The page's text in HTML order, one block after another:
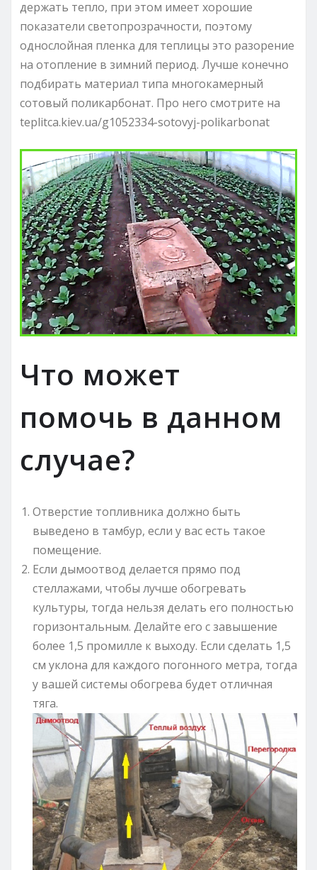
держать тепло, при этом имеет хорошие
показатели светопрозрачности, поэтому
однослойная пленка для теплицы это разорение
на отопление в зимний период. Лучше конечно
подбирать материал типа многокамерный
сотовый поликарбонат. Про него смотрите на
teplitca.kiev.ua/g1052334-sotovyj-polikarbonat
Что может
помочь в данном
случае?
Отверстие топливника должно быть
выведено в тамбур, если у вас есть такое
помещение.
Если дымоотвод делается прямо под
стеллажами, чтобы лучше обогревать
культуры, тогда нельзя делать его полностью
горизонтальным. Делайте его с завышение
более 1,5 промилле к выходу. Если сделать 1,5
см уклона для каждого погонного метра, тогда
у вашей системы обогрева будет отличная
тяга.